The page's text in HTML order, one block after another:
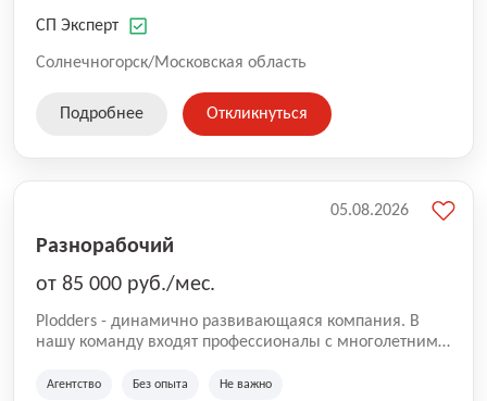
зданий из гибридных модульных блоков свободной
гибридно-модульного строительства.
СП Эксперт
Солнечногорск/Московская область
Подробнее Откликнуться
Разнорабочий
от 85 000 руб./мес.
Plodders - динамично развивающаяся компания. В
нашу команду входят профессионалы с многолетним
на рынке аутсорсинга, а накопленный опыт позволяют
Агентство Без опыта Не важно
05.08.2026